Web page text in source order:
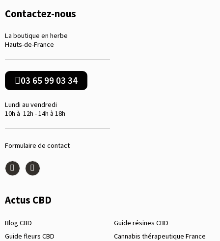
Contactez-nous
La boutique en herbe
Hauts-de-France
03 65 99 03 34
Lundi au vendredi
10h à 12h - 14h à 18h
Formulaire de contact
Actus CBD
Blog CBD
Guide fleurs CBD
Guide résines CBD
Cannabis thérapeutique France